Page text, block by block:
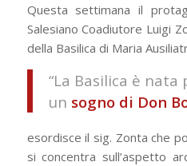
Questa settimana il
Salesiano Coadiutore Luigi
della Basilica di Maria
“La Basilica è
un sogno di Don
esordisce il sig. Zonta che
si concentra sull’aspetto